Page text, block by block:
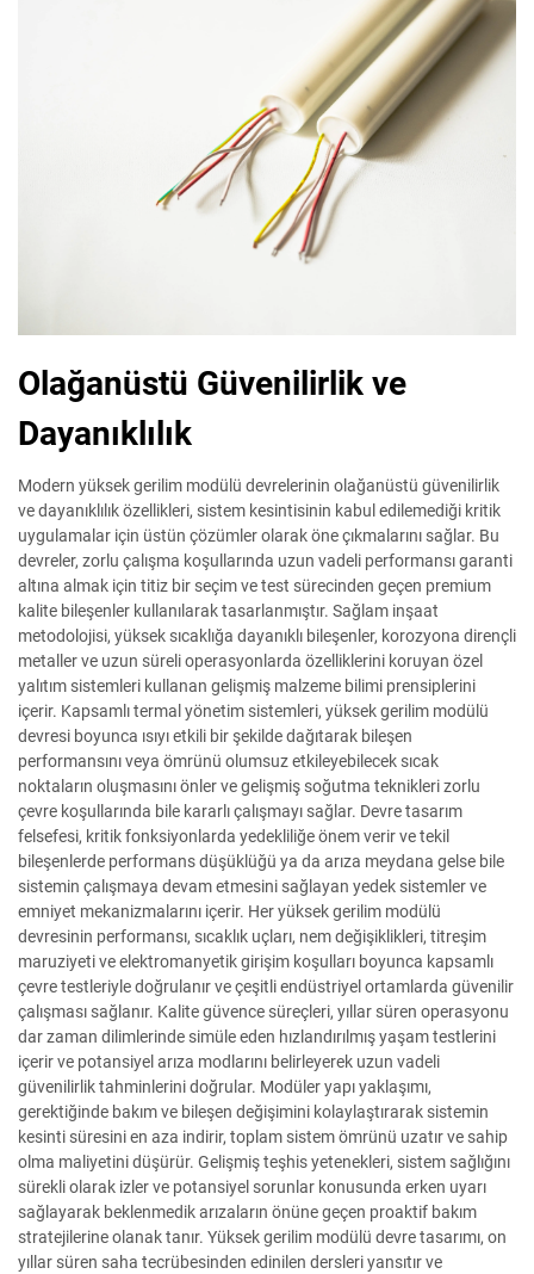
Olağanüstü Güvenilirlik ve
Dayanıklılık
Modern yüksek gerilim modülü devrelerinin olağanüstü güvenilirlik
ve dayanıklılık özellikleri, sistem kesintisinin kabul edilemediği kritik
uygulamalar için üstün çözümler olarak öne çıkmalarını sağlar. Bu
devreler, zorlu çalışma koşullarında uzun vadeli performansı garanti
altına almak için titiz bir seçim ve test sürecinden geçen premium
kalite bileşenler kullanılarak tasarlanmıştır. Sağlam inşaat
metodolojisi, yüksek sıcaklığa dayanıklı bileşenler, korozyona dirençli
metaller ve uzun süreli operasyonlarda özelliklerini koruyan özel
yalıtım sistemleri kullanan gelişmiş malzeme bilimi prensiplerini
içerir. Kapsamlı termal yönetim sistemleri, yüksek gerilim modülü
devresi boyunca ısıyı etkili bir şekilde dağıtarak bileşen
performansını veya ömrünü olumsuz etkileyebilecek sıcak
noktaların oluşmasını önler ve gelişmiş soğutma teknikleri zorlu
çevre koşullarında bile kararlı çalışmayı sağlar. Devre tasarım
felsefesi, kritik fonksiyonlarda yedekliliğe önem verir ve tekil
bileşenlerde performans düşüklüğü ya da arıza meydana gelse bile
sistemin çalışmaya devam etmesini sağlayan yedek sistemler ve
emniyet mekanizmalarını içerir. Her yüksek gerilim modülü
devresinin performansı, sıcaklık uçları, nem değişiklikleri, titreşim
maruziyeti ve elektromanyetik girişim koşulları boyunca kapsamlı
çevre testleriyle doğrulanır ve çeşitli endüstriyel ortamlarda güvenilir
çalışması sağlanır. Kalite güvence süreçleri, yıllar süren operasyonu
dar zaman dilimlerinde simüle eden hızlandırılmış yaşam testlerini
içerir ve potansiyel arıza modlarını belirleyerek uzun vadeli
güvenilirlik tahminlerini doğrular. Modüler yapı yaklaşımı,
gerektiğinde bakım ve bileşen değişimini kolaylaştırarak sistemin
kesinti süresini en aza indirir, toplam sistem ömrünü uzatır ve sahip
olma maliyetini düşürür. Gelişmiş teşhis yetenekleri, sistem sağlığını
sürekli olarak izler ve potansiyel sorunlar konusunda erken uyarı
sağlayarak beklenmedik arızaların önüne geçen proaktif bakım
stratejilerine olanak tanır. Yüksek gerilim modülü devre tasarımı, on
yıllar süren saha tecrübesinden edinilen dersleri yansıtır ve